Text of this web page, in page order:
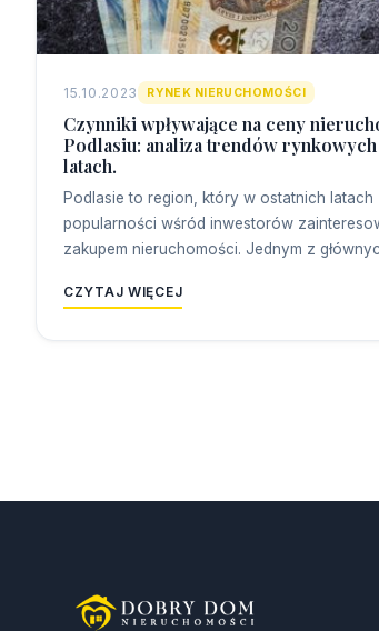
15.10.2023 RYNEK NIERUCHOMOŚCI
Czynniki wpływające na ceny
Podlasiu: analiza trendów
latach.
Podlasie to region, który w ostatnich latach
popularności wśród inwestorów
zakupem nieruchomości. Jednym z
CZYTAJ WIĘCEJ